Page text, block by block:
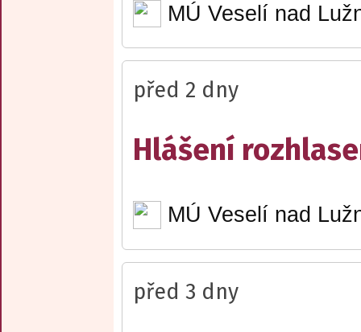
MÚ Veselí nad
před 2 dny
Hlášení
MÚ Veselí nad
před 3 dny